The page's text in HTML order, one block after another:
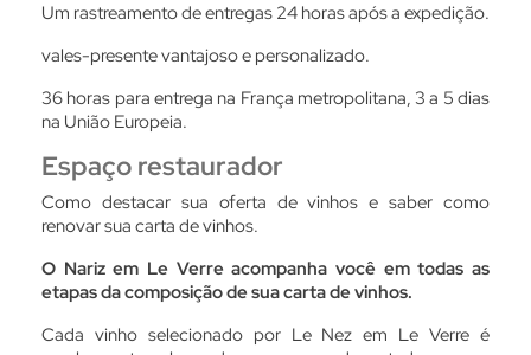
Um rastreamento de entregas 24 horas após a expedição.
vales-presentevantajoso e personalizado.
36 horas para entrega na França metropolitana, 3 a 5 dias
na União Europeia.
Espaço restaurador
Como destacar sua oferta de vinhos e saber como
renovar sua carta de vinhos.
O Nariz em Le Verre acompanha você em todas as
etapas da composição de sua carta de vinhos.
Cada vinho selecionado por Le Nez em Le Verre é